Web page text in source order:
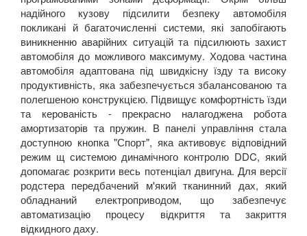
JEEP keyboard_arrow_down
KIA keyboard_arrow_down
LANCIA keyboard_arrow_down
LAND ROVER keyboard_arrow_down
LEXUS keyboard_arrow_down
MG keyboard_arrow_down
MASERATI keyboard_arrow_down
MAZDA keyboard_arrow_down
надійного кузову підсилити безпеку автомобіля
покликані й багаточисленні системи, які запобігають
виникненню аварійних ситуацій та підсилюють захист
автомобіля до можливого максимуму. Ходова частина
автомобіля адаптована під швидкісну їзду та високу
продуктивність, яка забезпечується збалансованою та
полегшеною конструкцією. Підвищує комфортність їзди
та керованість - прекрасно налагоджена робота
амортизаторів та пружин. В панелі управління стала
доступною кнопка "Спорт", яка активовує відповідний
режим щ системою динамічного контролю DDC, який
допомагає розкрити весь потенціал двигуна. Для версії
родстера передбачений м'який тканинний дах, який
обладнаний електроприводом, що забезпечує
автоматизацію процесу відкриття та закриття
відкидного даху.